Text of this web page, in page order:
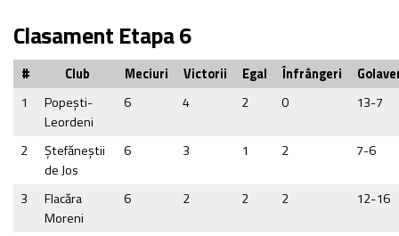
Clasament Etapa 6
# Club Meciuri Victorii Egal Înfrângeri
1
Popeşti-
Leordeni
6 4 2 0 13-7
2
Ştefăneştii
de Jos
6 3 1 2 7-6
3
Flacăra
Moreni
6 2 2 2 12-16